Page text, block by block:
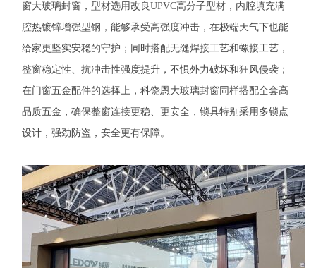
窗大玻璃封窗，型材选用改良UPVC高分子型材，内腔填充满
腔热镀锌增强型钢，能够承受高强度冲击，在极端天气下也能
给家更坚实安稳的守护；同时搭配无缝焊接工艺和螺接工艺，
整窗稳定性、抗冲击性强度提升，不惧外力破坏和狂风侵袭；
在门窗五金配件的选择上，科饶恩大玻璃封窗同样搭配全套高
品质五金，确保整窗连接更稳、更安全，锁具特别采用多锁点
设计，强劲防盗，安全更有保障。